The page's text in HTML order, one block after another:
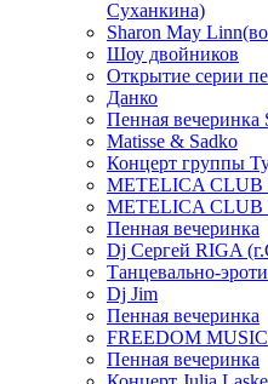
Суханкина)
Sharon May
Шоу двойников
Открытие серии
Данко
Пенная
Matisse & Sadko
Концерт группы
METELICA CLUB
METELICA CLUB
Пенная вечеринка
Dj Сергей RIGA
Танцевально-
Dj Jim
Пенная вечеринка
FREEDOM MUSIC
Пенная вечеринка